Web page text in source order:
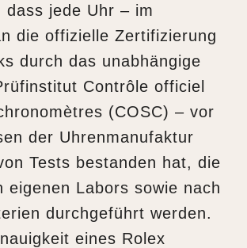
dass jede Uhr – im
die offizielle Zertifizierung
durch das unabhängige
Contrôle officiel
(COSC) – vor
der Uhrenmanufaktur
Tests bestanden hat, die
eigenen Labors sowie nach
durchgeführt werden.
eines Rolex